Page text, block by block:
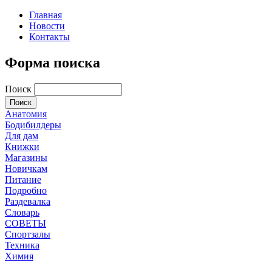
Главная
Новости
Контакты
Форма поиска
Поиск
Анатомия
Бодибилдеры
Для дам
Книжки
Магазины
Новичкам
Питание
Подробно
Раздевалка
Словарь
СОВЕТЫ
Спортзалы
Техника
Химия